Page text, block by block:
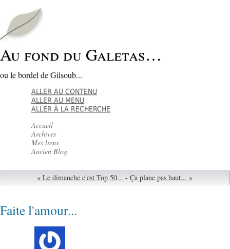
Au fond du Galetas…
ou le bordel de Gilsoub...
ALLER AU CONTENU
ALLER AU MENU
ALLER À LA RECHERCHE
Accueil
Archives
Mes liens
Ancien Blog
« Le dimanche c'est Top 50... - Ça plane pas haut... »
Faite l'amour...